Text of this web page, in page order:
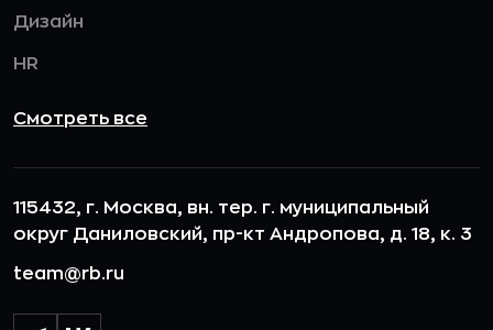
Дизайн
HR
Смотреть все
115432, г. Москва, вн. тер. г. муниципальный
округ Даниловский, пр-кт Андропова, д. 18, к. 3
team@rb.ru